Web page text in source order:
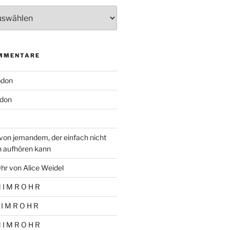
jemandem, der einfach nicht
aufhören kann
von Alice Weidel
I M R O H R
M R O H R
I M R O H R